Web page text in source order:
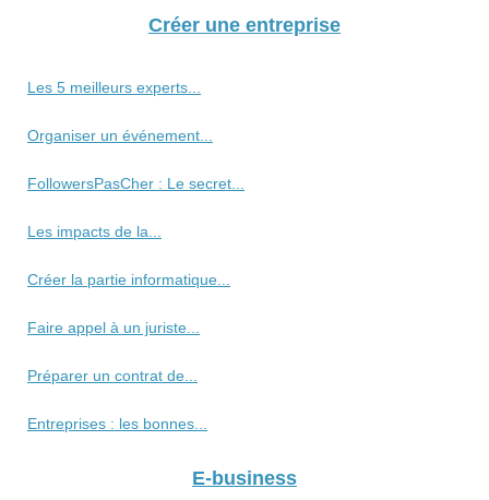
Créer une entreprise
Les 5 meilleurs experts...
Organiser un événement...
FollowersPasCher : Le secret...
Les impacts de la...
Créer la partie informatique...
Faire appel à un juriste...
Préparer un contrat de...
Entreprises : les bonnes...
E-business